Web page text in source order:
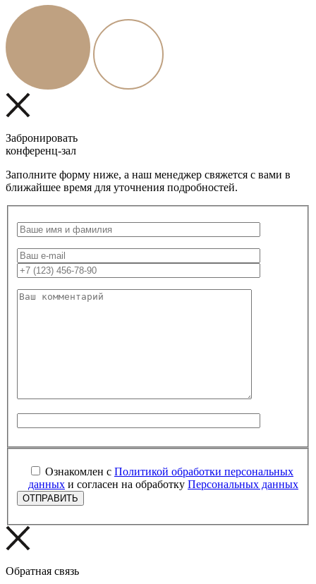
Забронировать
конференц-зал
Заполните форму ниже, а наш менеджер свяжется с вами в
ближайшее время для уточнения подробностей.
Ознакомлен с Политикой обработки персональных
данных и согласен на обработку Персональных данных
Обратная связь